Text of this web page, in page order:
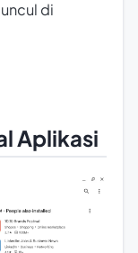
di
Aplikasi